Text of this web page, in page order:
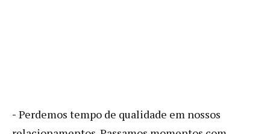
- Perdemos tempo de qualidade em nossos